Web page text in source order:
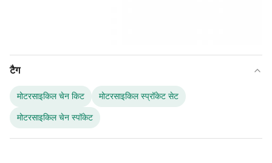
टैग
मोटरसाइकिल चेन किट मोटरसाइकिल स्प्रॉकेट सेट
मोटरसाइकिल चेन स्पॉकेट